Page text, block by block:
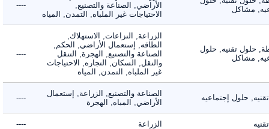
مشاكل
الأراضي, الصناعة والتصنيع,
الاحتياجات غير الملباه, التمدن, المياه
----
حلول تقنيه, حلول
مشاكل
الزراعة, النزاعات, الاستهلاك,
الطاقه, إستعمال الأراضي, الحكم,
الصناعة والتصنيع, الهجرة, التنقل
والنقل, السكان, التجاره, الاحتياجات
غير الملباه, التمدن, المياه
----
حلول إجتماعيه
الصناعة والتصنيع, الزراعة, إستعمال
الأراضي, المياه, الهجرة
----
الزراعة ----